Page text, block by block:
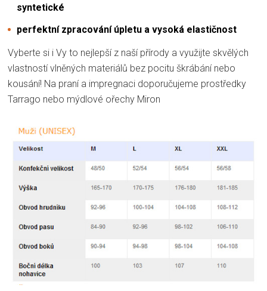
syntetické
perfektní zpracování úpletu a vysoká elastičnost
Vyberte si i Vy to nejlepší z naší přírody a využijte skvělých
vlastností vlněných materiálů bez pocitu škrábání nebo
kousání! Na praní a impregnaci doporučujeme prostředky
Tarrago nebo mýdlové ořechy Miron